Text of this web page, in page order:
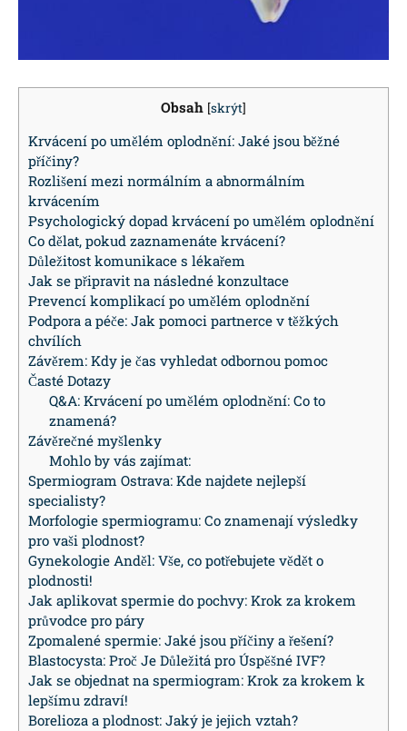
Obsah [skrýt]
Krvácení po umělém oplodnění: Jaké jsou běžné
příčiny?
Rozlišení mezi normálním a abnormálním
krvácením
Psychologický dopad krvácení po umělém oplodnění
Co dělat, pokud zaznamenáte krvácení?
Důležitost komunikace s lékařem
Jak se připravit na následné konzultace
Prevencí komplikací po umělém oplodnění
Podpora a péče: Jak pomoci partnerce v těžkých
chvílích
Závěrem: Kdy je čas vyhledat odbornou pomoc
Časté Dotazy
Q&A: Krvácení po umělém oplodnění: Co to
znamená?
Závěrečné myšlenky
Mohlo by vás zajímat:
Spermiogram Ostrava: Kde najdete nejlepší
specialisty?
Morfologie spermiogramu: Co znamenají výsledky
pro vaši plodnost?
Gynekologie Anděl: Vše, co potřebujete vědět o
plodnosti!
Jak aplikovat spermie do pochvy: Krok za krokem
průvodce pro páry
Zpomalené spermie: Jaké jsou příčiny a řešení?
Blastocysta: Proč Je Důležitá pro Úspěšné IVF?
Jak se objednat na spermiogram: Krok za krokem k
lepšímu zdraví!
Borelioza a plodnost: Jaký je jejich vztah?